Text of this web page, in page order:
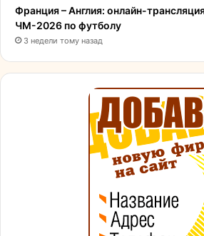
Франция – Англия: онлайн-
ЧМ-2026 по футболу
3 недели тому назад